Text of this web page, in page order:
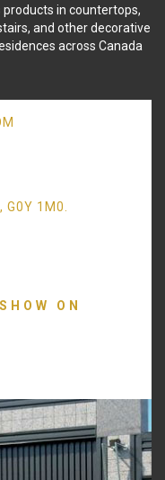
products in countertops,
and other decorative
across Canada
G0Y 1M0.
ON